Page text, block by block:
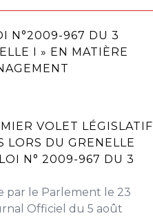
N°2009-967 DU 3
I » EN MATIÈRE
VOLET LÉGISLATIF
LORS DU GRENELLE
N° 2009-967 DU 3
par le Parlement le 23
Officiel du 5 août